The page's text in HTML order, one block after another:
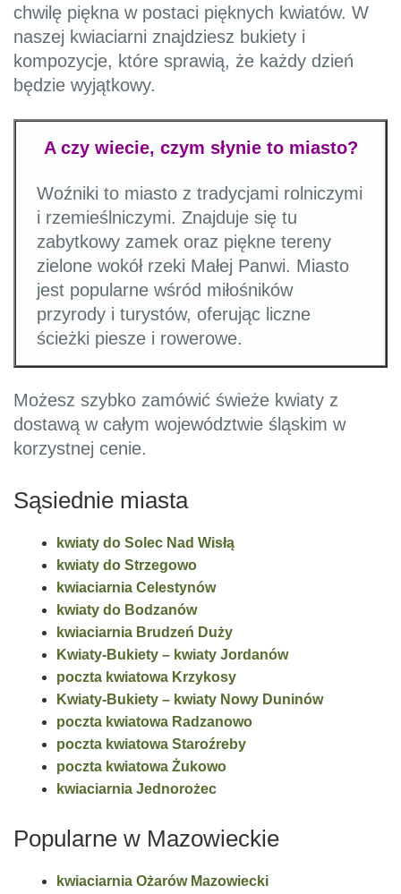
chwilę piękna w postaci pięknych kwiatów. W
naszej kwiaciarni znajdziesz bukiety i
kompozycje, które sprawią, że każdy dzień
będzie wyjątkowy.
A czy wiecie, czym słynie to miasto?
Woźniki to miasto z tradycjami rolniczymi
i rzemieślniczymi. Znajduje się tu
zabytkowy zamek oraz piękne tereny
zielone wokół rzeki Małej Panwi. Miasto
jest popularne wśród miłośników
przyrody i turystów, oferując liczne
ścieżki piesze i rowerowe.
Możesz szybko zamówić świeże kwiaty z
dostawą w całym województwie śląskim w
korzystnej cenie.
Sąsiednie miasta
kwiaty do Solec Nad Wisłą
kwiaty do Strzegowo
kwiaciarnia Celestynów
kwiaty do Bodzanów
kwiaciarnia Brudzeń Duży
Kwiaty-Bukiety – kwiaty Jordanów
poczta kwiatowa Krzykosy
Kwiaty-Bukiety – kwiaty Nowy Duninów
poczta kwiatowa Radzanowo
poczta kwiatowa Staroźreby
poczta kwiatowa Żukowo
kwiaciarnia Jednorożec
Popularne w Mazowieckie
kwiaciarnia Ożarów Mazowiecki